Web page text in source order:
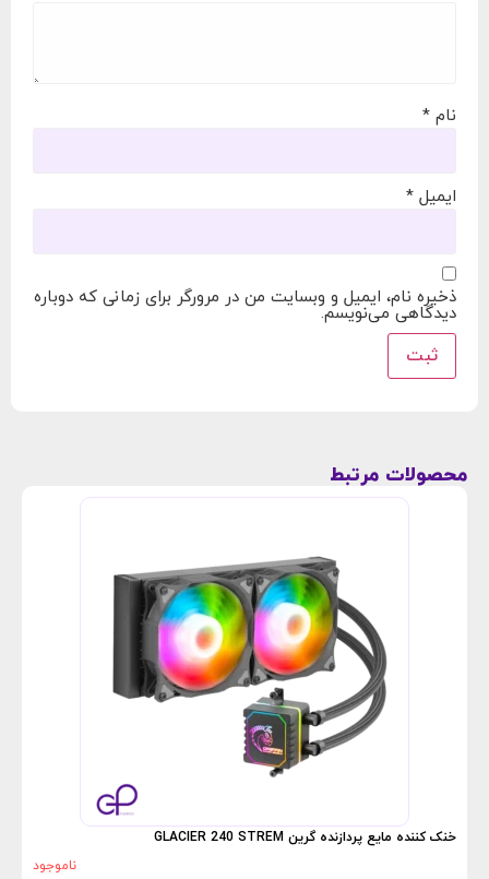
نام *
ایمیل *
ذخیره نام، ایمیل و وبسایت من در مرورگر برای زمانی که دوباره
دیدگاهی می‌نویسم.
محصولات مرتبط
خنک کننده مایع پردازنده گرین GLACIER 240 STREM
ناموجود